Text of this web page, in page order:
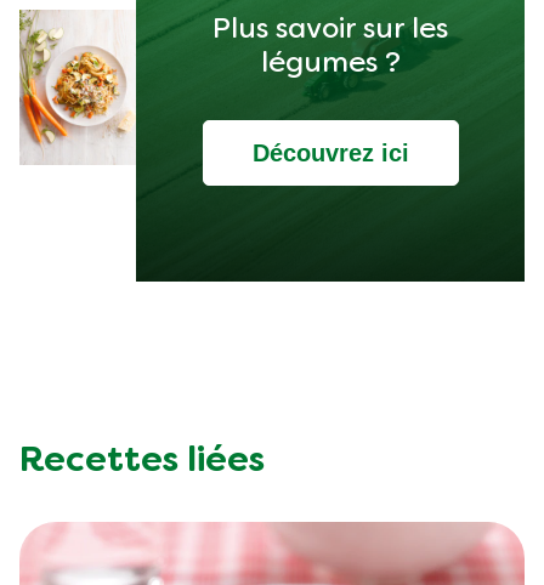
Plus savoir sur les
légumes ?
Découvrez ici